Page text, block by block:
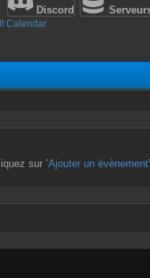
Discord
Calendar
sur ’Ajouter un évènement